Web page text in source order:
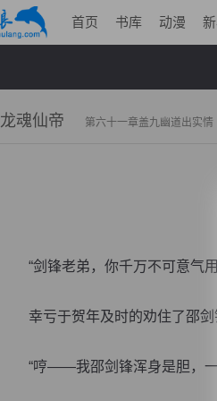
首页 书库 动漫
龙魂仙帝 第六十一章盖九幽道出实情
“剑锋老弟，你千万不可意气用
幸亏于贺年及时的劝住了邵剑
“哼——我邵剑锋浑身是胆，一